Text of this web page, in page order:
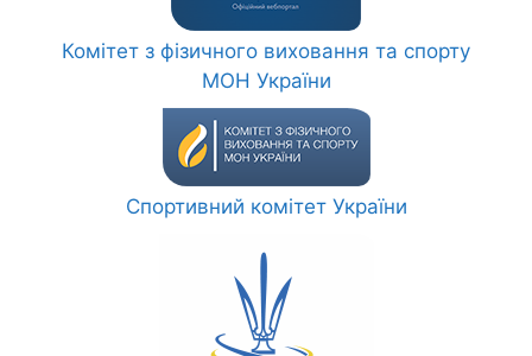
Комітет з фізичного виховання та спорту
МОН України
Спортивний комітет України